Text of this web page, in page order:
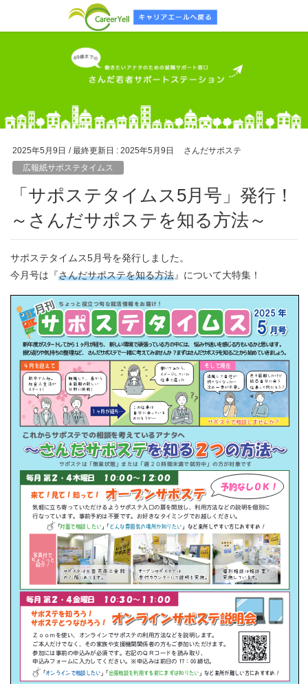
2025年5月9日 / 最終更新日 : 2025年5月9日
さんだサポステ
広報紙サポステタイムス
「サポステタイムス5月号」発行！
～さんだサポステを知る方法～
サポステタイムス5月号を発行しました。
今月号は『さんだサポステを知る方法』について大特集！